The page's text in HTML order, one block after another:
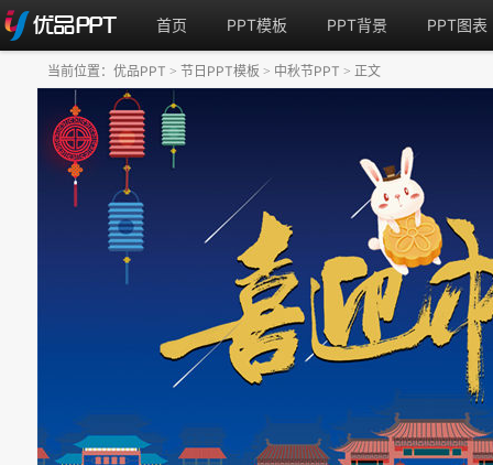
首页 PPT模板 PPT背景 PPT图表
当前位置： 优品PPT > 节日PPT模板 > 中秋节PPT > 正文